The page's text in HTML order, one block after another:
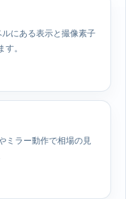
にある表示と撮像素子
。
ミラー動作で相場の見